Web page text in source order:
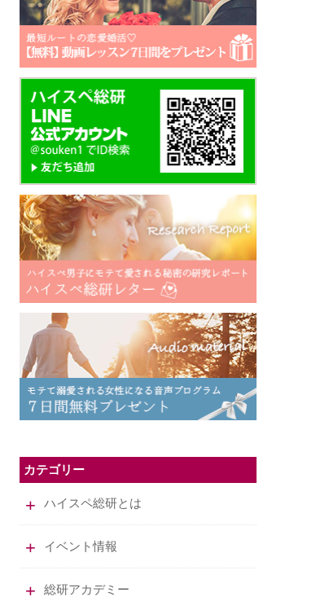
カテゴリー
ハイスペ総研とは
イベント情報
総研アカデミー